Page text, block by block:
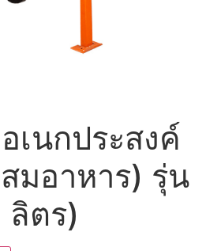
เนกประสงค์
มอาหาร) รุ่น
ลิตร)